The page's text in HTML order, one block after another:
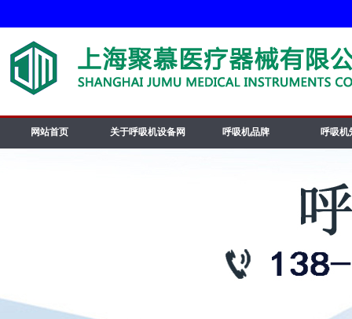
网站首页 关于呼吸机设备网 呼吸机品牌 呼吸机